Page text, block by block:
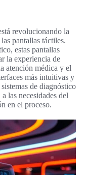
revolucionando la
pantallas táctiles.
estas pantallas
la experiencia de
atención médica y el
más intuitivas y
de diagnóstico
las necesidades del
en el proceso.